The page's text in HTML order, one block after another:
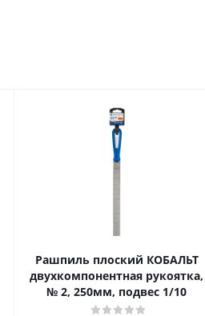
Рашпиль плоский КОБАЛЬТ
двухкомпонентная рукоятка,
№ 2, 250мм, подвес 1/10